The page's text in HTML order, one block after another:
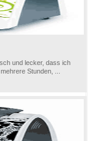
und lecker, dass ich
Stunden, ...